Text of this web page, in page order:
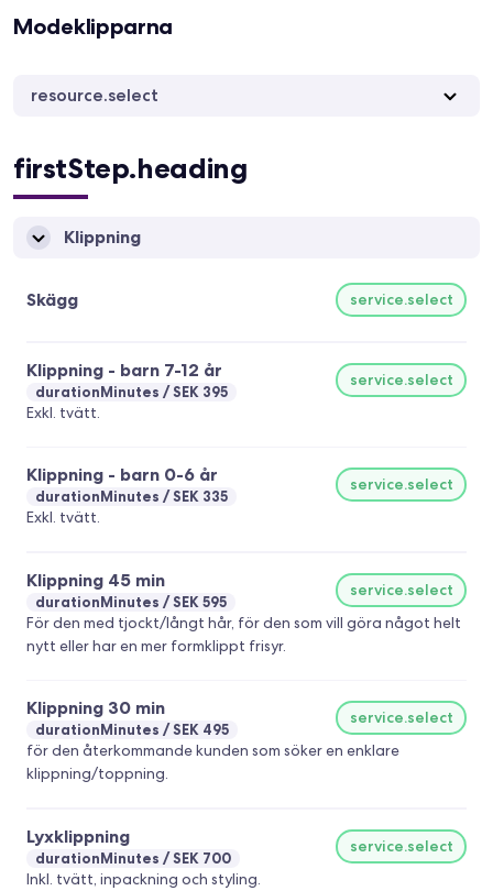
Modeklipparna
resource.select
firstStep.heading
Klippning
Skägg service.select
Klippning - barn 7-12 år
durationMinutes SEK 395
service.select
Exkl. tvätt.
Klippning - barn 0-6 år
durationMinutes SEK 335
service.select
Exkl. tvätt.
Klippning 45 min
durationMinutes SEK 595
service.select
För den med tjockt/långt hår, för den som vill göra något helt
nytt eller har en mer formklippt frisyr.
Klippning 30 min
durationMinutes SEK 495
service.select
för den återkommande kunden som söker en enklare
klippning/toppning.
Lyxklippning
durationMinutes SEK 700
service.select
Inkl. tvätt, inpackning och styling.